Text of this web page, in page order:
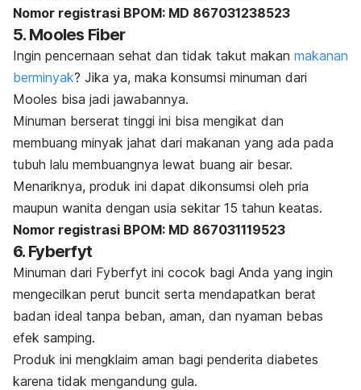
Nomor registrasi BPOM: MD 867031238523
5. Mooles Fiber
Ingin pencernaan sehat dan tidak takut makan makanan
berminyak? Jika ya, maka konsumsi minuman dari
Mooles bisa jadi jawabannya.
Minuman berserat tinggi ini bisa mengikat dan
membuang minyak jahat dari makanan yang ada pada
tubuh lalu membuangnya lewat buang air besar.
Menariknya, produk ini dapat dikonsumsi oleh pria
maupun wanita dengan usia sekitar 15 tahun keatas.
Nomor registrasi BPOM: MD 867031119523
6. Fyberfyt
Minuman dari Fyberfyt ini cocok bagi Anda yang ingin
mengecilkan perut buncit serta mendapatkan berat
badan ideal tanpa beban, aman, dan nyaman bebas
efek samping.
Produk ini mengklaim aman bagi penderita diabetes
karena tidak mengandung gula.